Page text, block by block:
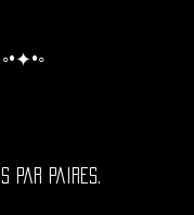
◦•✦•◦
par paires.